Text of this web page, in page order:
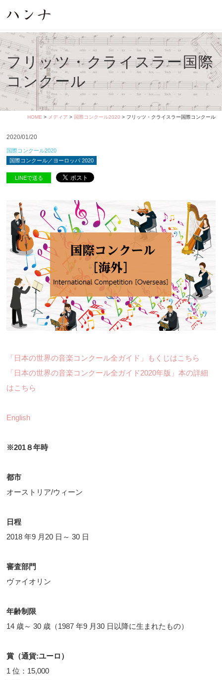
フリッツ・クライスラー国際
コンクール
HOME > メディア > 国際コンクール2020 > フリッツ・クライスラー国際コンクール
2020/01/20
国際コンクール2020
国際コンクール／ヨーロッパ 2020
LINEで送る
「日本の世界の音楽コンクール全ガイド」もくじはこちら
「日本の世界の音楽コンクール全ガイド2020年版」本の詳細
はこちら
English
※201８年時
都市
オーストリア/ウィーン
日程
2018 年9 月20 日～ 30 日
審査部門
ヴァイオリン
年齢制限
14 歳～ 30 歳（1987 年9 月30 日以降に生まれたもの）
賞（通貨:ユーロ ）
1 位：15,000